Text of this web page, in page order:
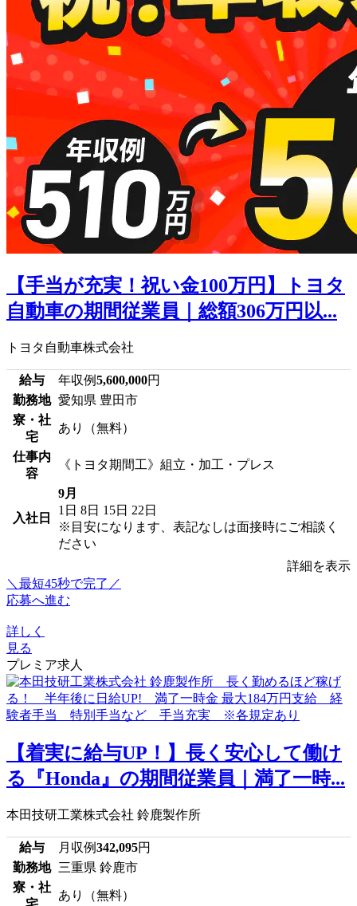
【手当が充実！祝い金100万円】トヨタ
自動車の期間従業員｜総額306万円以...
トヨタ自動車株式会社
給与 年収例5,600,000円
勤務地 愛知県 豊田市
寮・社
宅
あり（無料）
仕事内
容
《トヨタ期間工》組立・加工・プレス
入社日
9月
1日 8日 15日 22日
※目安になります、表記なしは面接時にご相談く
ださい
詳細を表示
＼最短45秒で完了／
応募へ進む
詳しく
見る
プレミア求人
【着実に給与UP！】長く安心して働け
る『Honda』の期間従業員｜満了一時...
本田技研工業株式会社 鈴鹿製作所
給与 月収例342,095円
勤務地 三重県 鈴鹿市
寮・社
あり（無料）